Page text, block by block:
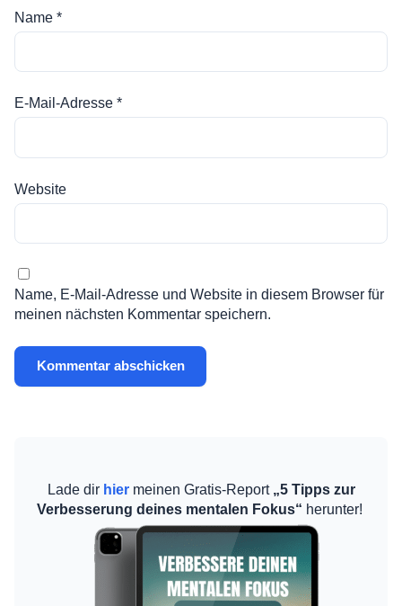
Name *
E-Mail-Adresse *
Website
Name, E-Mail-Adresse und Website in diesem Browser für
meinen nächsten Kommentar speichern.
Lade dir hiermeinen Gratis-Report„5 Tipps zur
Verbesserung deines mentalen Fokus“ herunter!